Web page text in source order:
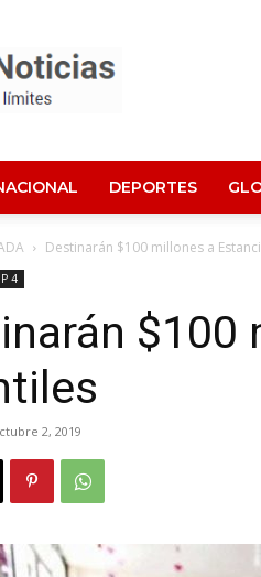
DEPORTES
Destinarán $100 millones a
4
$100
2, 2019